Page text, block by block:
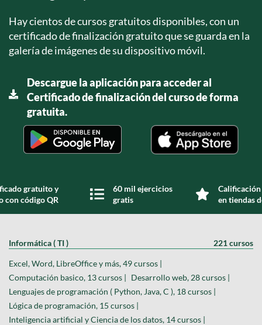
Hay cientos de cursos gratuitos disponibles, con un
certificado de finalización gratuito que se guarda en la
galería de imágenes de su dispositivo móvil.
Descargue la aplicación para acceder al
Certificado de finalización del curso de forma
gratuita.
gratuito y
con código QR
60 mil ejercicios
gratis
en tiendas
Informática ( TI ) 221 cursos
Excel, Word, LibreOffice y más, 49 cursos |
Computación basico, 13 cursos | Desarrollo web, 28 cursos |
Lenguajes de programación ( Python, Java, C ), 18 cursos |
Lógica de programación, 15 cursos |
Inteligencia artificial y Ciencia de los datos, 14 cursos |